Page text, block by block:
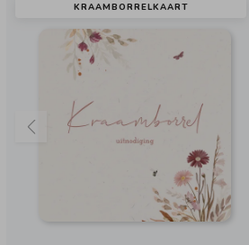
KRAAMBORRELKAART